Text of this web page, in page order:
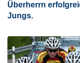
Überherrn
Jungs.